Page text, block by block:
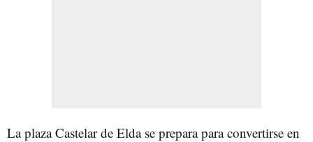
La plaza Castelar de Elda se prepara para convertirse en